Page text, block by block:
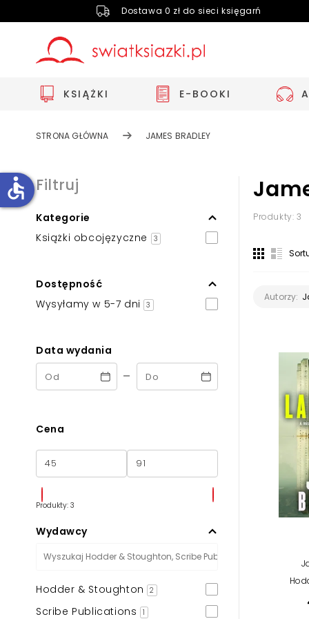
Dostawa 0 zł do sieci księgarń
KSIĄŻKI E-BOOKI
STRONA GŁÓWNA JAMES BRADLEY
Filtruj
Kategorie
Książki obcojęzyczne
3
Dostępność
Wysyłamy w 5-7 dni 3
Data wydania
-
Cena
Produkty: 3
Wydawcy
Hodder & Stoughton 2
Scribe Publications 1
Produkty: 3
Autorzy:
accessible
Zwiększ rozmiar czcionki
Zmniejsz rozmiar czcionki
Pomoc w czytaniu
Podkreślenie linków